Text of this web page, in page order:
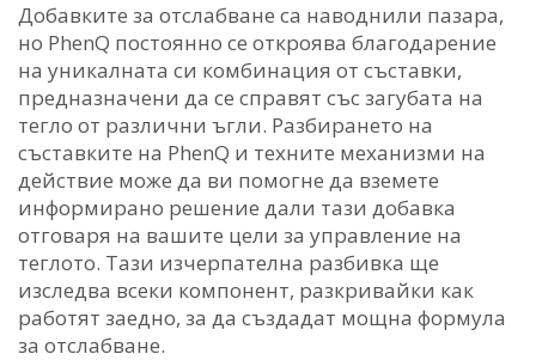
Добавките за отслабване са наводнили пазара,
но PhenQ постоянно се откроява благодарение
на уникалната си комбинация от съставки,
предназначени да се справят със загубата на
тегло от различни ъгли. Разбирането на
съставките на PhenQ и техните механизми на
действие може да ви помогне да вземете
информирано решение дали тази добавка
отговаря на вашите цели за управление на
теглото. Тази изчерпателна разбивка ще
изследва всеки компонент, разкривайки как
работят заедно, за да създадат мощна формула
за отслабване.